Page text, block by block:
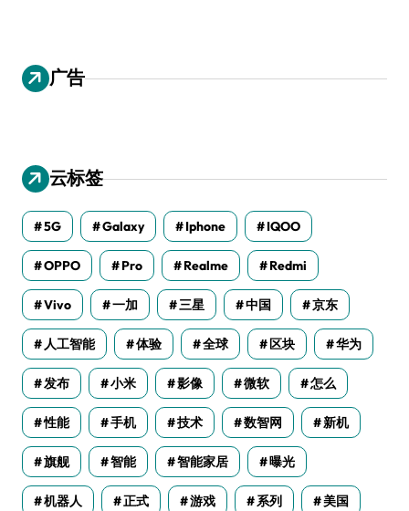
广告
云标签
5G Galaxy Iphone IQOO
OPPO Pro Realme Redmi
Vivo 一加 三星 中国 京东
人工智能 体验 全球 区块 华为
发布 小米 影像 微软 怎么
性能 手机 技术 数智网 新机
旗舰 智能 智能家居 曝光
机器人 正式 游戏 系列 美国